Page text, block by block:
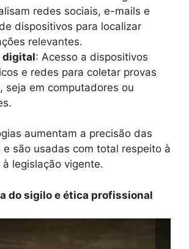
redes sociais, e-mails e
dispositivos para localizar
relevantes.
digital: Acesso a dispositivos
e redes para coletar provas
seja em computadores ou
aumentam a precisão das
e são usadas com total respeito à
legislação vigente.
do sigilo e ética profissional